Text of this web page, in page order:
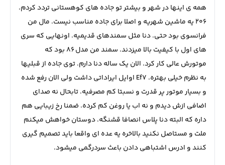
همه ی اینها در شهر و بیشتر تو جاده های کوهستانی تردد کردم.
۲۰۶ یه ماشین شهریه و اصلا برای جاده مناسب نیست. مال من
فرانسوی بود حتی. دنا مثل سمندهای قدیمیه. اونهایی که سری
های اول با کیفیت بالا میزدند. سمند من مدل ۸۶ بود که
موتورش عالی کار کرد. الان یک ساله دنا دارم. توی جاده از قبلیها
به نظرم خیلی بهتره. Ef7 اوایل ایراداتی داشت ولی الان رفع شده
و بسیار موتور پر قدرت و نسبتا کم مصرفیه. تابحال نه صدای
اضافی ازش دیدم و نه اب یا روغن کم کرده. ضمنا رخ زیبایی هم
داره که البته دنا پلاس انصافا قشنگه. دوستان خواهش میکنم
ملت و مستاصل نکنید بالاخره یه عده ای واقعا باید تصمیم گیری
کنند و ادرس اشتباهی دادن باعث سردرگمی میشود.